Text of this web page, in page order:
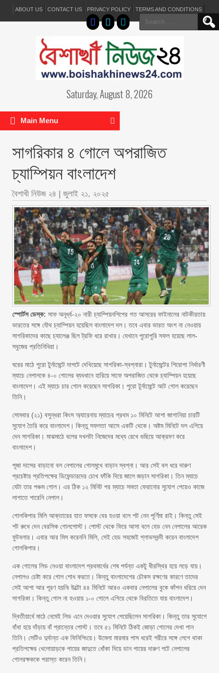
ABOUT US CONTACT US PRIVACY POLICY TERMS AND CONDITIONS
Search
for:
Saturday, August 8, 2026
Main Menu
সাগরিকার ৪ গোলে অপরাজিত
চ্যাম্পিয়ন বাংলাদেশ
বৈশাখী নিউজ ২৪ | জুলাই ২১, ২০২৫
স্পোর্টস ডেস্ক: সাফ অনূর্ধ্ব-২০ নারী চ্যাম্পিয়নশিপের গত আসরের ফাইনালের নাটকীয়তায়
ভারতের সঙ্গে যৌথ চ্যাম্পিয়ন হয়েছিল বাংলাদেশ দল। তবে এবার ভারত অংশ না নেওয়ায়
সাগরিকাদের কাছে চ্যালেঞ্জ ছিল ট্রফি ধরে রাখার। যেখানে পুরোপুরি সফল হয়েছে লাল-
সবুজের প্রতিনিধিরা।
ঘরের মাঠে পুরো টুর্নামেন্টে দাপটে দেখিয়েছে সাগরিকা-স্বপ্নারা। টুর্নামেন্টের শিরোপা নির্ধারণী
ম্যাচে নেপালকে ৪-০ গোলের ব্যবধানে হারিয়ে সাফে অপরাজিত থেকে চ্যাম্পিয়ন হয়েছে
বাংলাদেশ। এই ম্যাচে চার গোল করেছেন সাগরিকা। পুরো টুর্নামেন্টে আট গোল করেছেন
তিনি।
সোমবার (২১) বসুন্ধরা কিংস অ্যারেনায় ম্যাচের প্রথম ১০ মিনিটে আশা জাগানিয়া চারটি
সুযোগ তৈরি করে বাংলাদেশ। কিন্তু সফলতা আসে একটি থেকে। অষ্টম মিনিটে দল এগিয়ে
দেন সাগরিকা। মাঝমাঠে বলের দখলটা নিজেদের মধ্যে রেখে গুছিয়ে আক্রমণ করে
বাংলাদেশ।
পূজা দাসের বাড়ানো বল নেপালের গোলমুখে বাড়ান স্বপ্না। আর সেই বল ধরে দারুণ
প্রচেষ্টায় প্রতিপক্ষের ডিফেন্ডারদের চোখ ফাঁকি দিয়ে জালে জড়ান সাগরিকা। তিন ম্যাচে
যেটা তার পঞ্চম গোল। এর ঠিক ১২ মিনিট পর ম্যাচে সমতা ফেরানোর সুযোগ পেয়েও কাজে
লাগাতে পারেনি নেপাল।
গোলকিপার মিলি আক্তারের হাত ফসকে বের হওয়া বলে শট নেন পূর্ণিমা রাই। কিন্তু সেই
শট রুখে দেন বেরসিক গোলপোস্ট। পোস্ট থেকে ফিরে আসা বলে হেড নেন নেপালের আরেক
ফুটবলার। এবার আর মিস করেননি মিলি, সেই হেড সহজেই গ্লাভসবন্দী করেন বাংলাদেশ
গোলকিপার।
এক গোলের লিড নেওয়া বাংলাদেশ প্রথমার্ধের শেষ পর্যন্ত একটু ধীরস্থির হয়ে লড়ে যায়।
নেপালও চেষ্টা করে গোল শোধ করতে। কিন্তু বাংলাদেশের চৌকস রক্ষণের কারণে তাদের
সেই আশা আর পূরণ হয়নি৷ উল্টো ৪৪ মিনিটে আরও একবার নেপালের বুকে কাঁপন ধরিয়ে দেন
সাগরিকা। কিন্তু গোল না হওয়ায় ১-০ গোলে এগিয়ে থেকে বিরতিতে যায় বাংলাদেশ।
দ্বিতীয়ার্ধে মাঠে নেমেই লিড এনে দেওয়ার সুযোগ পেয়েছিলেন সাগরিকা। কিন্তু তার সুযোগে
বাঁধা হয়ে দাঁড়ায় বাঁ প্রান্তের পোস্ট। তবে ৫১ মিনিটে ঠিকই জোড়া গোলের দেখা পান
তিনি। সেটিও দুর্দান্ত এক ফিনিশিংয়ে। উমেলা মারমার পাস ধরেই শরীরে সঙ্গে লেগে থাকা
প্রতিপক্ষের খেলোয়াড়কে পায়ের জাদুতে ধোঁকা দিয়ে ডান পায়ের দারুণ শটে নেপালের
গোলরক্ষককে পরাস্ত করেন তিনি।